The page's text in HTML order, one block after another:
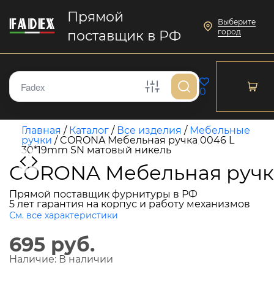
Прямой
поставщик в РФ
Выберите
город
0
Главная / Каталог / Все изделия / Мебельные
ручки /CORONA Мебельная ручка 0046 L
30*19mm SN матовый никель
CORONA Мебельная
Прямой поставщик фурнитуры в РФ
5 лет гарантия на корпус и работу механизмов
См. все характеристики
695 руб.
Наличие: В наличии